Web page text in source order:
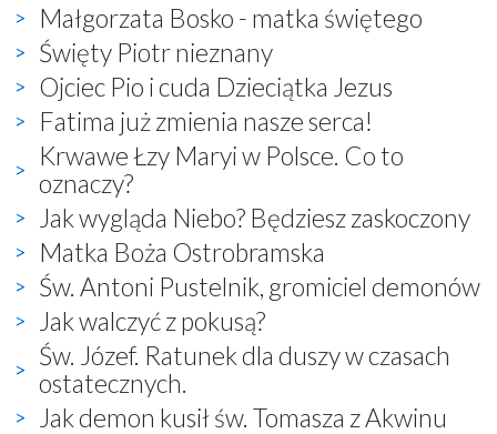
Małgorzata Bosko - matka świętego
Święty Piotr nieznany
Ojciec Pio i cuda Dzieciątka Jezus
Fatima już zmienia nasze serca!
Krwawe Łzy Maryi w Polsce. Co to
oznaczy?
Jak wygląda Niebo? Będziesz zaskoczony
Matka Boża Ostrobramska
Św. Antoni Pustelnik, gromiciel demonów
Jak walczyć z pokusą?
Św. Józef. Ratunek dla duszy w czasach
ostatecznych.
Jak demon kusił św. Tomasza z Akwinu